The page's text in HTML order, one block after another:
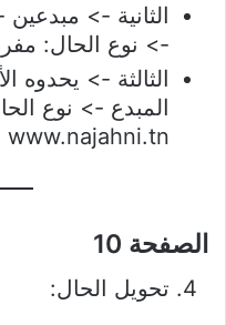
الثانية ->
-> نوع الحال:
الثالثة ->
المبدع -> نوع
www.najahni.tn
الصفحة 10
تحويل الحال: